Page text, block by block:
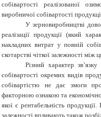
собівартості реалізованої
виробничої собівартості
У зерновиробництві
реалізації продукції (який
накладних витрат у повній
скотарстві чіткої залежності
Різний характер
собівартості окремих видів
собівартістю не дає змоги
факторною ознакою та
якої є рентабельність
залежності впливають також